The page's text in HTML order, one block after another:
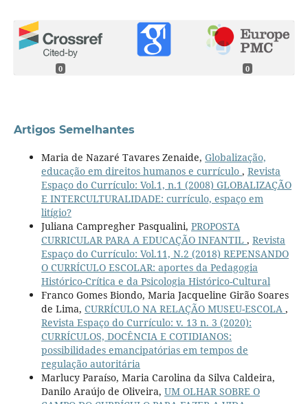
0 0
Artigos Semelhantes
Maria de Nazaré Tavares Zenaide, Globalização,
educação em direitos humanos e currículo , Revista
Espaço do Currículo: Vol.1, n.1 (2008) GLOBALIZAÇÃO
E INTERCULTURALIDADE: currículo, espaço em
litígio?
Juliana Campregher Pasqualini, PROPOSTA
CURRICULAR PARA A EDUCAÇÃO INFANTIL , Revista
Espaço do Currículo: Vol.11, N.2 (2018) REPENSANDO
O CURRÍCULO ESCOLAR: aportes da Pedagogia
Histórico-Crítica e da Psicologia Histórico-Cultural
Franco Gomes Biondo, Maria Jacqueline Girão Soares
de Lima, CURRÍCULO NA RELAÇÃO MUSEU-ESCOLA ,
Revista Espaço do Currículo: v. 13 n. 3 (2020):
CURRÍCULOS, DOCÊNCIA E COTIDIANOS:
possibilidades emancipatórias em tempos de
regulação autoritária
Marlucy Paraíso, Maria Carolina da Silva Caldeira,
Danilo Araújo de Oliveira, UM OLHAR SOBRE O